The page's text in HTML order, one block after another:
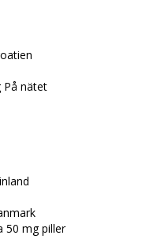
På nätet
50 mg piller